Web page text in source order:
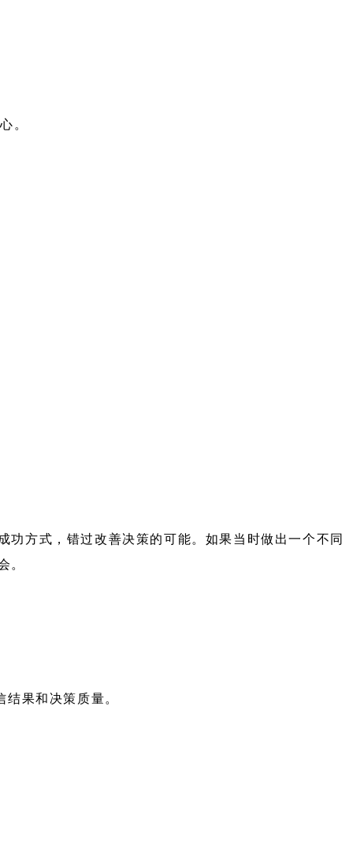
。
方式，错过改善决策的可能。如果当时做出一个不同
。
果和决策质量。